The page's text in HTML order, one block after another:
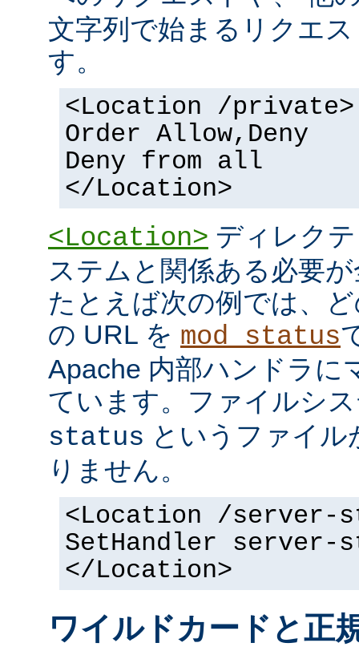
文字列で始まるリクエ
す。
<Location /private>
Order Allow,Deny
Deny from all
</Location>
<Location> ディレク
ステムと関係ある必要
たとえば次の例では、
の URL を mod_status
Apache 内部ハンドラに
ています。ファイルシ
status というファイ
りません。
<Location /server-
SetHandler server-
</Location>
ワイルドカードと正